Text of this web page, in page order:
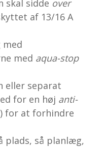
skal sidde over
af 13/16 A
med
med aqua-stop
eller separat
for en høj anti-
for at forhindre
plads, så planlæg,